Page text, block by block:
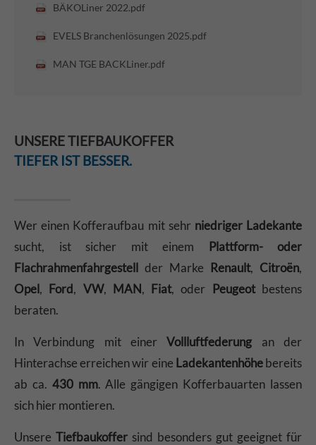
BÄKOLiner 2022.pdf
EVELS Branchenlösungen 2025.pdf
MAN TGE BACKLiner.pdf
UNSERE TIEFBAUKOFFER
TIEFER IST BESSER.
Wer einen Kofferaufbau mit sehr niedriger Ladekante
sucht, ist sicher mit einem
Plattform- oder
Flachrahmenfahrgestell der Marke Renault, Citroën,
Opel, Ford, VW, MAN, Fiat, oder Peugeotbestens
beraten.
In Verbindung mit einerVollluftfederung an der
Hinterachse erreichen wir eine Ladekantenhöhebereits
ab ca. 430 mm. Alle gängigen Kofferbauarten lassen
sich hier montieren.
Unsere Tiefbaukoffer sind besonders gut geeignet für